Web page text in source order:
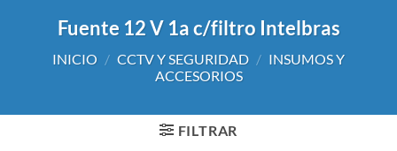
Fuente 12 V 1a c/filtro Intelbras
INICIO / CCTV Y SEGURIDAD / INSUMOS Y
ACCESORIOS
FILTRAR